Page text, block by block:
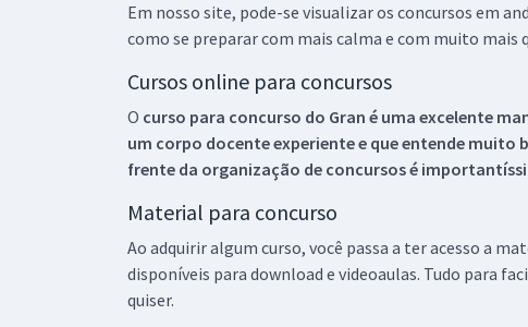
Em nosso site, pode-se visualizar os concursos em
como se preparar com mais calma e com muito mais
Cursos online para concursos
O curso para concurso do Gran é uma excelente
um corpo docente experiente e que entende muito
frente da organização de concursos é
Material para concurso
Ao adquirir algum curso, você passa a ter acesso a
disponíveis para download e videoaulas. Tudo para
quiser.